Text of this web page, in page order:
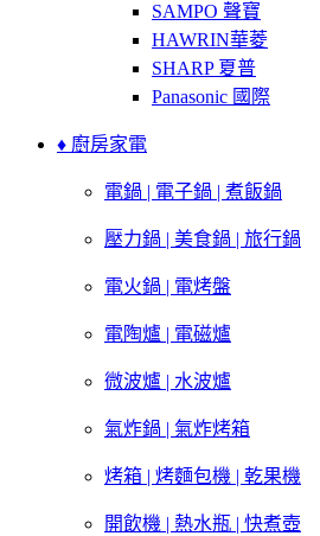
SAMPO 聲寶
HAWRIN華菱
SHARP 夏普
Panasonic 國際
♦ 廚房家電
電鍋 | 電子鍋 | 煮飯鍋
壓力鍋 | 美食鍋 | 旅行鍋
電火鍋 | 電烤盤
電陶爐 | 電磁爐
微波爐 | 水波爐
氣炸鍋 | 氣炸烤箱
烤箱 | 烤麵包機 | 乾果機
開飲機 | 熱水瓶 | 快煮壺